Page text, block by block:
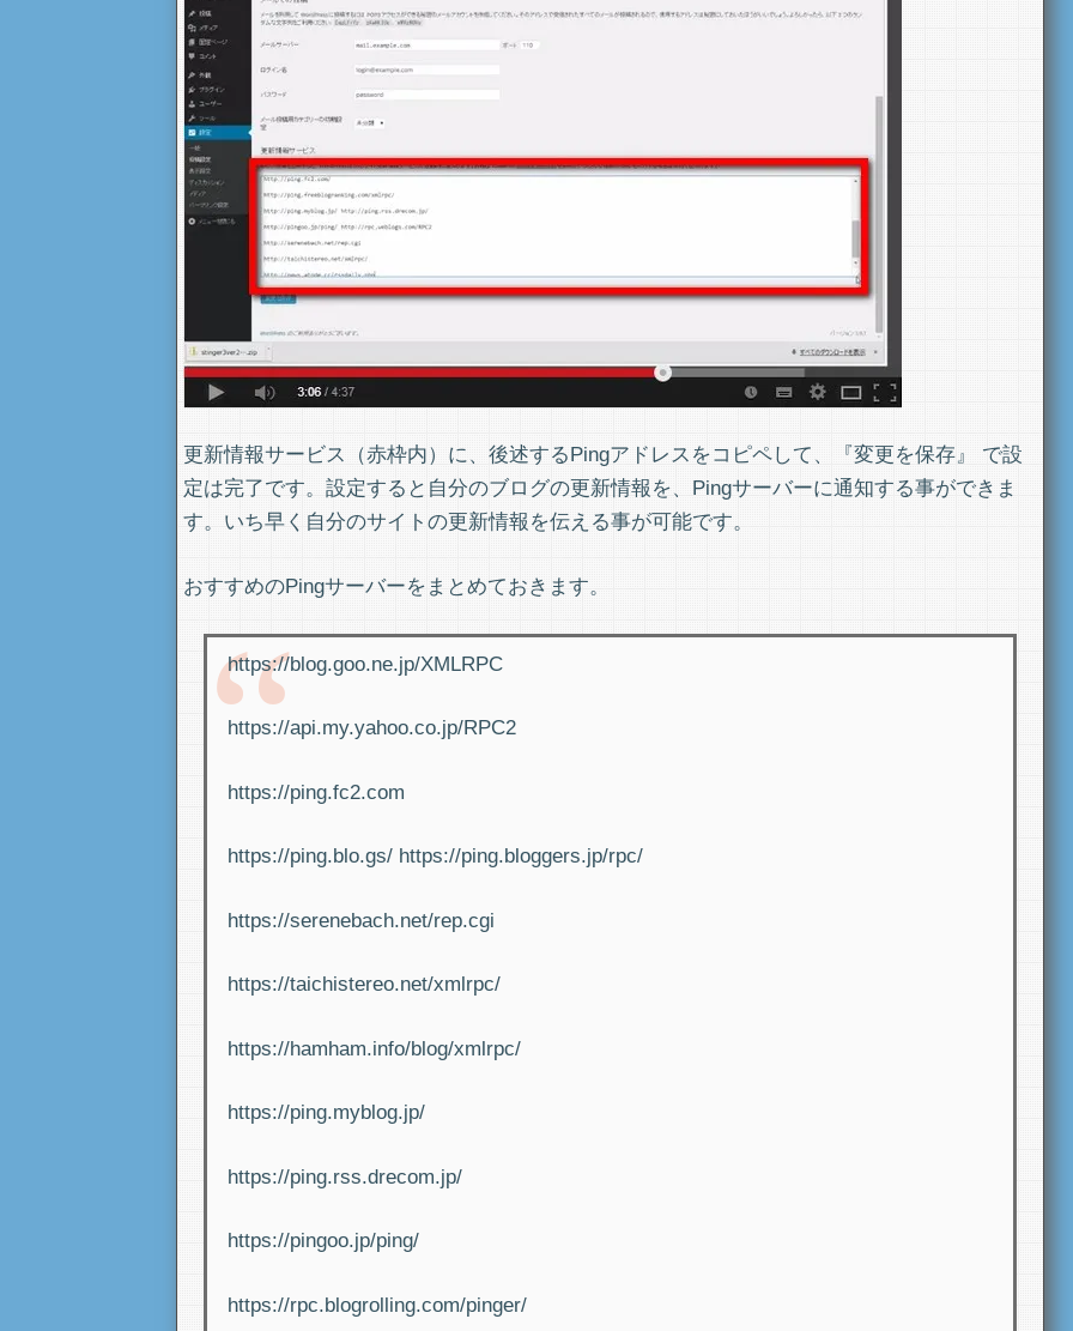
更新情報サービス（赤枠内）に、後述するPingアドレスをコピペして、『変更を保存』 で設
定は完了です。設定すると自分のブログの更新情報を、Pingサーバーに通知する事ができま
す。いち早く自分のサイトの更新情報を伝える事が可能です。
おすすめのPingサーバーをまとめておきます。
https://blog.goo.ne.jp/XMLRPC
https://api.my.yahoo.co.jp/RPC2
https://ping.fc2.com
https://ping.blo.gs/ https://ping.bloggers.jp/rpc/
https://serenebach.net/rep.cgi
https://taichistereo.net/xmlrpc/
https://hamham.info/blog/xmlrpc/
https://ping.myblog.jp/
https://ping.rss.drecom.jp/
https://pingoo.jp/ping/
https://rpc.blogrolling.com/pinger/